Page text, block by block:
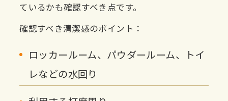
ているかも確認すべき点です。
確認すべき清潔感のポイント：
ロッカールーム、パウダールーム、トイ
レなどの水回り